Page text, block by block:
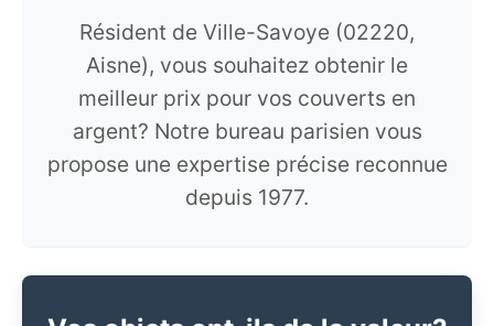
Résident de Ville-Savoye (02220,
Aisne), vous souhaitez obtenir le
meilleur prix pour vos couverts en
argent? Notre bureau parisien vous
propose une expertise précise reconnue
depuis 1977.